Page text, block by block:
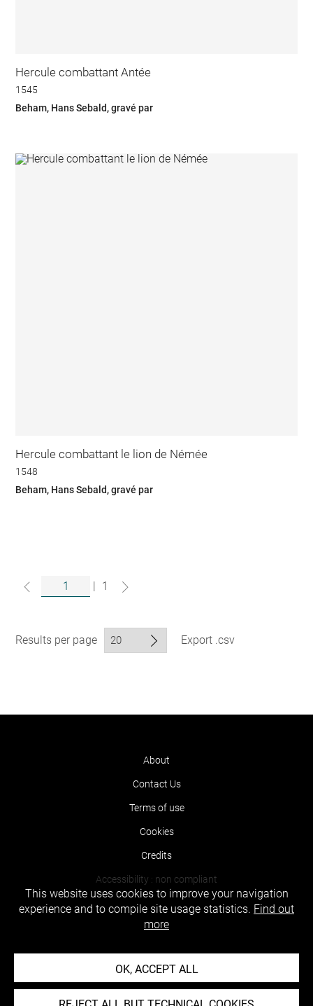
Hercule combattant Antée
1545
Beham, Hans Sebald, gravé par
Hercule combattant le lion de Némée
1548
Beham, Hans Sebald, gravé par
| 1
Results per page Export .csv
About
Contact Us
Terms of use
Cookies
Credits
Accessibility : non compliant
This website uses cookies to improve your navigation
experience and to compile site usage statistics. Find out
more
OK, ACCEPT ALL